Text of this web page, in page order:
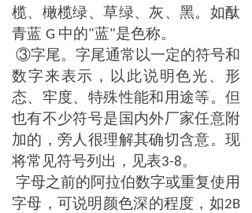
榄、橄榄绿、草绿、灰、黑。如酞
青蓝 G 中的"蓝"是色称。
③字尾。字尾通常以一定的符号和
数字来表示，以此说明色光、形
态、牢度、特殊性能和用途等。但
也有不少符号是国内外厂家任意附
加的，旁人很理解其确切含意。现
将常见符号列出，见表3-8。
字母之前的阿拉伯数字或重复使用
字母，可说明颜色深的程度，如2B